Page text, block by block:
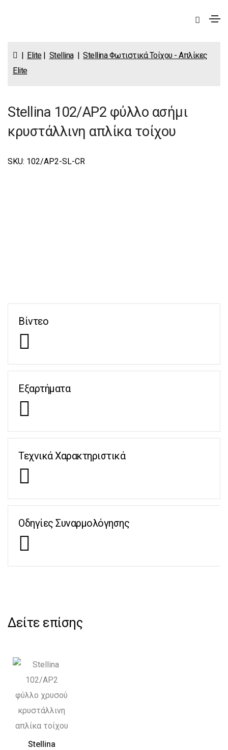
| Elite| Stellina| Stellina Φωτιστικά Τοίχου - Απλίκες
Elite
Stellina 102/AP2 φύλλο ασήμι
κρυστάλλινη απλίκα τοίχου
SKU: 102/AP2-SL-CR
Βίντεο
Εξαρτήματα
Τεχνικά Χαρακτηριστικά
Οδηγίες Συναρμολόγησης
Δείτε επίσης
Stellina